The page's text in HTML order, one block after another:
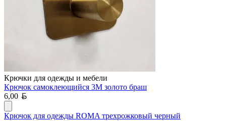
Крючки для одежды и мебели
Крючок самоклеющийся 3М золото браш
6,00
Крючок для одежды ROMA трехрожковый черный